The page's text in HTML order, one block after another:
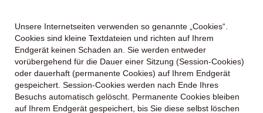
Unsere Internetseiten verwenden so genannte „Cookies“.
Cookies sind kleine Textdateien und richten auf Ihrem
Endgerät keinen Schaden an. Sie werden entweder
vorübergehend für die Dauer einer Sitzung (Session-Cookies)
oder dauerhaft (permanente Cookies) auf Ihrem Endgerät
gespeichert. Session-Cookies werden nach Ende Ihres
Besuchs automatisch gelöscht. Permanente Cookies bleiben
auf Ihrem Endgerät gespeichert, bis Sie diese selbst löschen